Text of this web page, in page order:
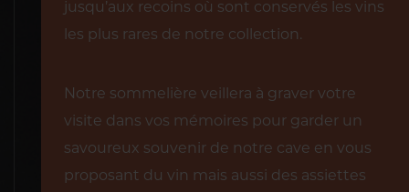
jusqu’aux recoins où sont conservés les vins
les plus rares de notre collection.
Notre sommelière veillera à graver votre
visite dans vos mémoires pour garder un
savoureux souvenir de notre cave en vous
proposant du vin mais aussi des assiettes